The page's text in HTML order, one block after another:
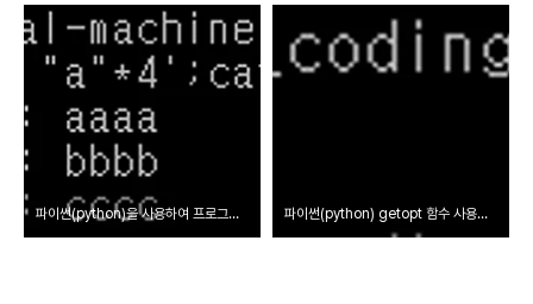
파이썬(python)을 사용하여 프로그램에 입력값 넘겨주기 파이썬(python) getopt 함수 사용하기